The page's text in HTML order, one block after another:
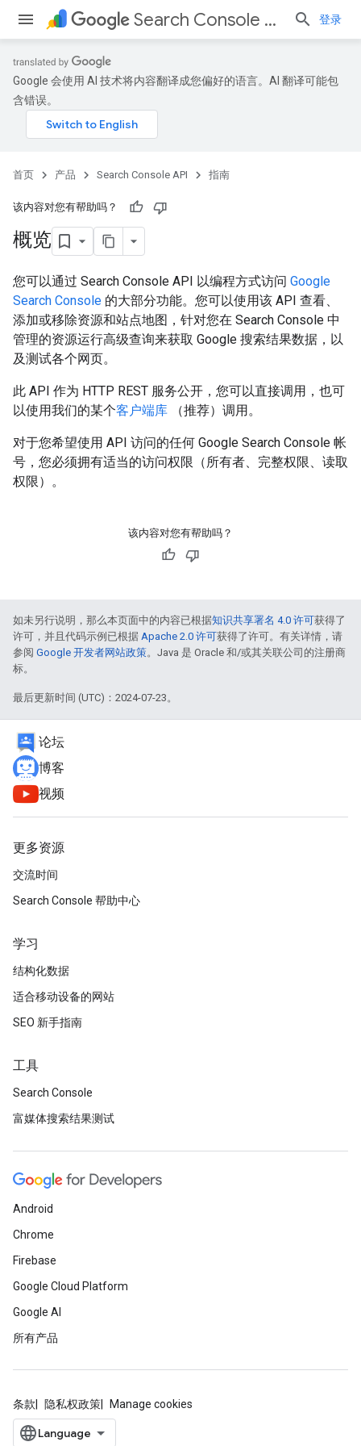
Search Console API 登录
Google 会使用 AI 技术将内容翻译成您偏好的语言。AI 翻译可能包
含错误。
首页 产品 Search Console API 指南
该内容对您有帮助吗？
概览
您可以通过 Search Console API 以编程方式访问 Google
Search Console 的大部分功能。您可以使用该 API 查看、
添加或移除资源和站点地图，针对您在 Search Console 中
管理的资源运行高级查询来获取 Google 搜索结果数据，以
及测试各个网页。
此 API 作为 HTTP REST 服务公开，您可以直接调用，也可
以使用我们的某个客户端库 （推荐）调用。
对于您希望使用 API 访问的任何 Google Search Console 帐
号，您必须拥有适当的访问权限（所有者、完整权限、读取
权限）。
该内容对您有帮助吗？
如未另行说明，那么本页面中的内容已根据知识共享署名 4.0 许可获得了
许可，并且代码示例已根据 Apache 2.0 许可获得了许可。有关详情，请
参阅 Google 开发者网站政策。Java 是 Oracle 和/或其关联公司的注册商
标。
最后更新时间 (UTC)：2024-07-23。
论坛
博客
视频
更多资源
交流时间
Search Console 帮助中心
学习
结构化数据
适合移动设备的网站
SEO 新手指南
工具
Search Console
富媒体搜索结果测试
Android
Chrome
Firebase
Google Cloud Platform
Google AI
所有产品
条款 隐私权政策 Manage cookies